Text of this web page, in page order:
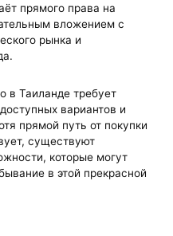
прямого права на
вложением с
рынка и
в Таиланде требует
вариантов и
прямой путь от покупки
существуют
которые могут
в этой прекрасной